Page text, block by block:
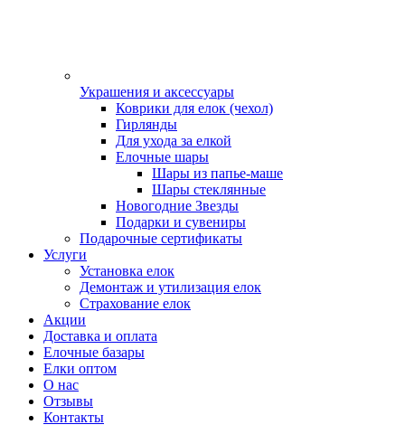
Украшения и аксессуары
Коврики для елок (чехол)
Гирлянды
Для ухода за елкой
Елочные шары
Шары из папье-маше
Шары стеклянные
Новогодние Звезды
Подарки и сувениры
Подарочные сертификаты
Услуги
Установка елок
Демонтаж и утилизация елок
Страхование елок
Акции
Доставка и оплата
Елочные базары
Елки оптом
О нас
Отзывы
Контакты